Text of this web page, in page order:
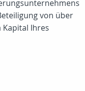
von über
Ihres